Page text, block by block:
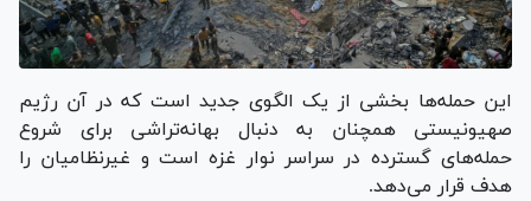
این حمله‌ها بخشی از یک الگوی جدید است که در آن رژیم
صهیونیستی همچنان به دنبال بهانه‌تراشی برای شروع
حمله‌های گسترده در سراسر نوار غزه است و غیرنظامیان را
هدف قرار می‌دهد.